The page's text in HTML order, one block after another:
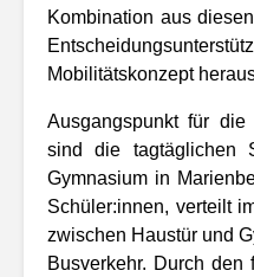
Kombination aus
Mobilitätskonzept
Ausgangspunkt für die
sind die tagtäglichen
Gymnasium in
Schüler:innen, verteilt
zwischen Haustür und
Busverkehr. Durch